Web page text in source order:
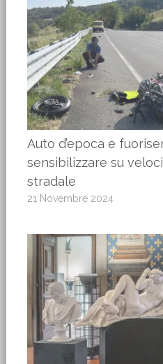
Auto d’epoca e
sensibilizzare su
stradale
21 Novembre 2024